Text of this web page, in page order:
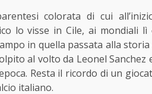
colorata di cui
lo visse in Cile, ai mondiali
in quella passata alla storia
al volto da Leonel
Resta il ricordo di un
italiano.